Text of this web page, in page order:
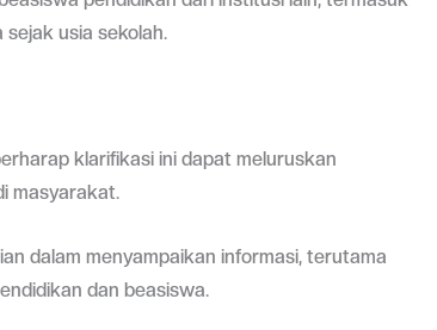
sejak usia sekolah.
klarifikasi ini dapat meluruskan
masyarakat.
dalam menyampaikan informasi, terutama
dan beasiswa.